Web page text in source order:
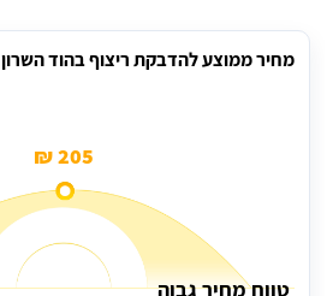
מחיר ממוצע להדבקת ריצוף בהוד השרון
205 ₪
טווח מחיר גבוה